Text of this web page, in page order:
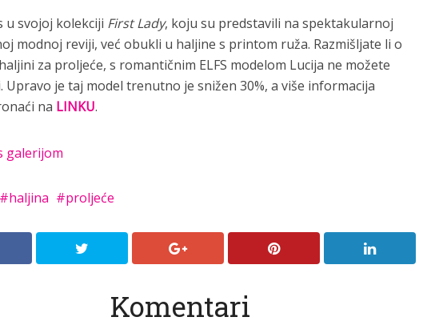
u svojoj kolekciji First Lady, koju su predstavili na spektakularnoj
modnoj reviji, već obukli u haljine s printom ruža. Razmišljate li o
za proljeće, s romantičnim ELFS modelom Lucija ne možete
Upravo je taj model trenutno je snižen 30%, a više informacija
na LINKU.
haljina proljeće
Komentari